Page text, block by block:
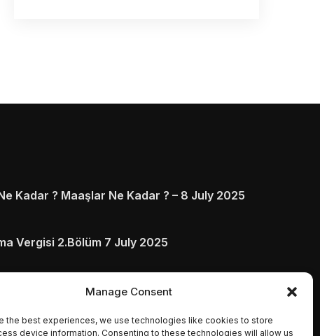
Manage Consent
the best experiences, we use technologies like cookies to store
device information. Consenting to these technologies will allow us
Kadar ? Maaşlar Ne Kadar ? – 8 July 2025
Vergisi 2.Bölüm 7 July 2025
ve Ödenmezse Ne Olur 5 July 2025